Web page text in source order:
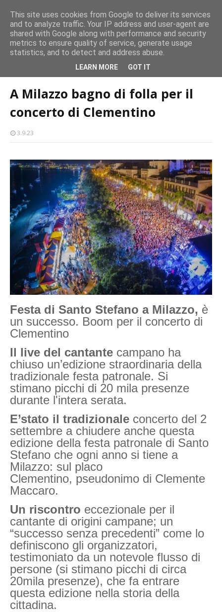
Milazzo 28ª Sagra del Pesce a Vaccarella: il programma
EVENTI
A Milazzo bagno di folla per il concerto di
A Milazzo bagno di folla per il
concerto di Clementino
3.9.23
Festa di Santo Stefano a Milazzo, è
un successo. Boom per il concerto di
Clementino
Il live del cantante campano ha
chiuso un’edizione straordinaria della
tradizionale festa patronale. Si
stimano picchi di 20 mila presenze
durante l'intera serata.
E’stato il tradizionale concerto del 2
settembre a chiudere anche questa
edizione della festa patronale di Santo
Stefano che ogni anno si tiene a
Milazzo: sul placo
Clementino, pseudonimo di Clemente
Maccaro.
Un riscontro eccezionale per il
cantante di origini campane; un
“successo senza precedenti” come lo
definiscono gli organizzatori,
testimoniato da un notevole flusso di
persone (si stimano picchi di circa
20mila presenze), che fa entrare
questa edizione nella storia della
cittadina.
This site uses cookies from Google to deliver its services
and to analyze traffic. Your IP address and user-agent are
shared with Google along with performance and security
metrics to ensure quality of service, generate usage
statistics, and to detect and address abuse.
LEARN MORE GOT IT